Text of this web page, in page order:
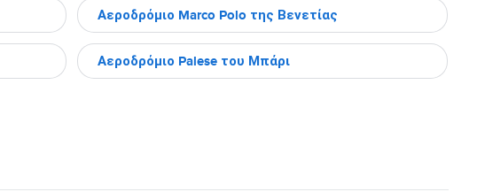
Αεροδρόμιο Marco Polo της Βενετίας
Αεροδρόμιο Palese του Μπάρι